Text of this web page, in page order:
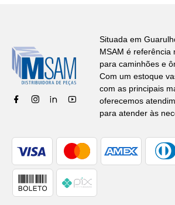
Situada em
MSAM é referência
para caminhões e
Com um estoque
com as principais
oferecemos
para atender às